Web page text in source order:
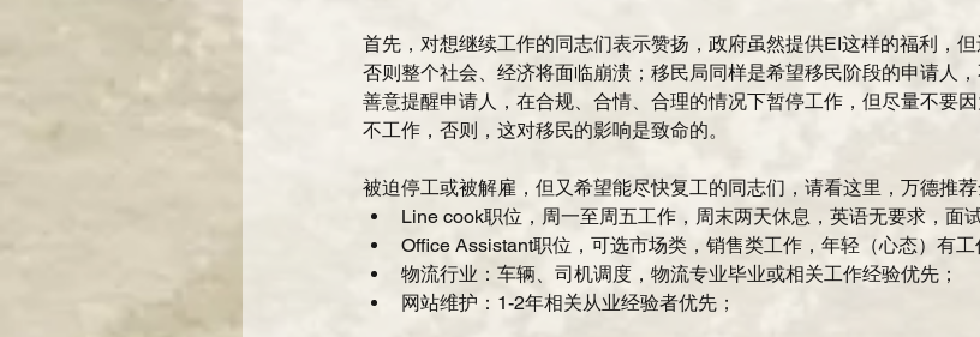
首先，对想继续工作的同志们表示赞扬，政府虽然提供EI这样的福利，
否则整个社会、经济将面临崩溃；移民局同样是希望移民阶段的申请人
善意提醒申请人，在合规、合情、合理的情况下暂停工作，但尽量不要
不工作，否则，这对移民的影响是致命的。
被迫停工或被解雇，但又希望能尽快复工的同志们，请看这里，万德推
Line cook职位，周一至周五工作，周末两天休息，英语无要求，面
Office Assistant职位，可选市场类，销售类工作，年轻（心态）有
物流行业：车辆、司机调度，物流专业毕业或相关工作经验优先；
网站维护：1-2年相关从业经验者优先；